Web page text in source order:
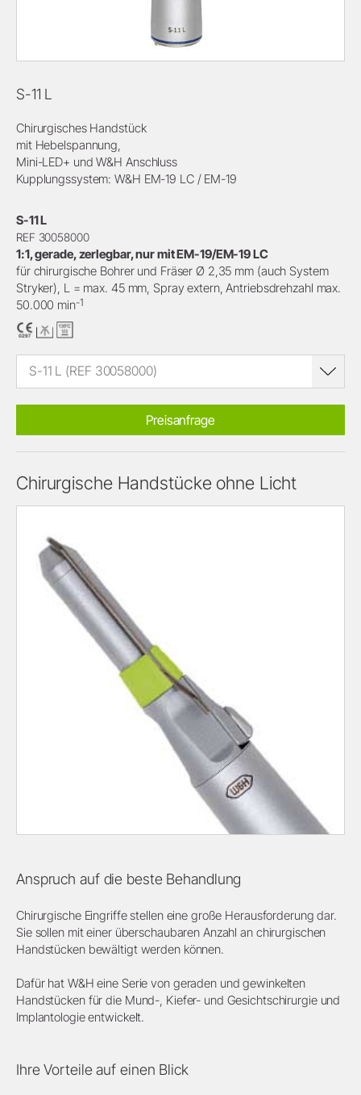
S-11 L
Chirurgisches Handstück
mit Hebelspannung,
Mini-LED+ und W&H Anschluss
Kupplungssystem: W&H EM-19 LC / EM-19
S-11 L
REF 30058000
1:1, gerade, zerlegbar, nur mit EM-19/EM-19 LC
für chirurgische Bohrer und Fräser Ø 2,35 mm (auch System
Stryker), L = max. 45 mm, Spray extern, Antriebsdrehzahl max.
50.000 min-1
S-11 L (REF 30058000)
Preisanfrage
Chirurgische Handstücke ohne Licht
Anspruch auf die beste Behandlung
Chirurgische Eingriffe stellen eine große Herausforderung dar.
Sie sollen mit einer überschaubaren Anzahl an chirurgischen
Handstücken bewältigt werden können.
Dafür hat W&H eine Serie von geraden und gewinkelten
Handstücken für die Mund-, Kiefer- und Gesichtschirurgie und
Implantologie entwickelt.
Ihre Vorteile auf einen Blick